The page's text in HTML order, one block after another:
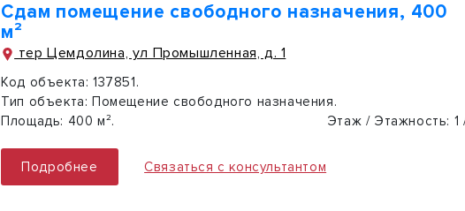
Сдам помещение свободного назначения, 400
м²
тер Цемдолина, ул Промышленная, д. 1
Код объекта: 137851.
Тип объекта: Помещение свободного назначения.
Площадь: 400 м². Этаж / Этажность: 1
Подробнее Связаться с консультантом